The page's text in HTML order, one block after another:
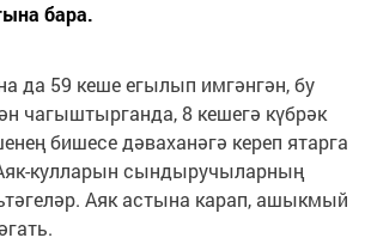
бара.
да 59 кеше егылып имгәнгән, бу
чагыштырганда, 8 кешегә күбрәк
бишесе дәваханәгә кереп ятарга
кулларын сындыручыларның
Аяк астына карап, ашыкмый